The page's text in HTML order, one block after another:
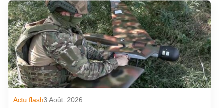
Actu flash3 Août. 2026